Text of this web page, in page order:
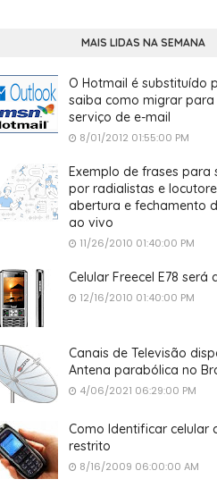
MAIS LIDAS NA SEMANA
O Hotmail é substituído
saiba como migrar
serviço de e-mail
8/01/2012 01:55:00 PM
Exemplo de frases para
por radialistas e
abertura e fechamento
ao vivo
11/26/2010 01:40:00 PM
Celular Freecel E78 será
12/16/2010 01:40:00 PM
Canais de Televisão
Antena parabólica no
4/06/2021 06:29:00 PM
Como Identificar celular
restrito
8/16/2009 06:00:00 AM